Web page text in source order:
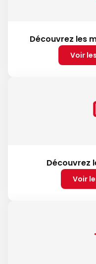
Découvrez les
Voir
Découvrez
Voir